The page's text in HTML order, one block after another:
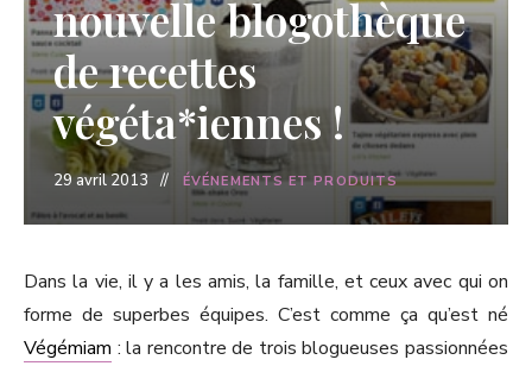
nouvelle blogothèque
de recettes
végéta*iennes !
29 avril 2013 ÉVÉNEMENTS ET PRODUITS
Dans la vie, il y a les amis, la famille, et ceux avec qui on
forme de superbes équipes. C’est comme ça qu’est né
Végémiam : la rencontre de trois blogueuses passionnées